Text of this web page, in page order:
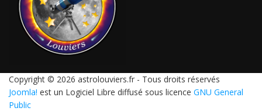
Copyright © 2026 astrolouviers.fr - Tous droits réservés
Joomla! est un Logiciel Libre diffusé sous licence GNU General
Public